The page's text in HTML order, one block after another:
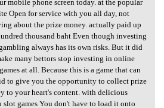
mobile phone screen today. at the popular
Open for service with you all day, not
about the prize money. actually paid up
thousand baht Even though investing
always has its own risks. But it did
many bettors stop investing in online
at all. Because this is a game that can
to give you the opportunity to collect prize
to your heart's content. with delicious
slot games You don't have to load it onto